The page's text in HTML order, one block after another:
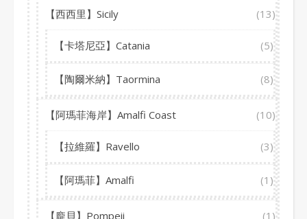
【西西里】Sicily (13)
【卡塔尼亞】Catania (5)
【陶爾米納】Taormina (8)
【阿瑪菲海岸】Amalfi Coast (10)
【拉維羅】Ravello (3)
【阿瑪菲】Amalfi (1)
【龐貝】Pompeii (1)